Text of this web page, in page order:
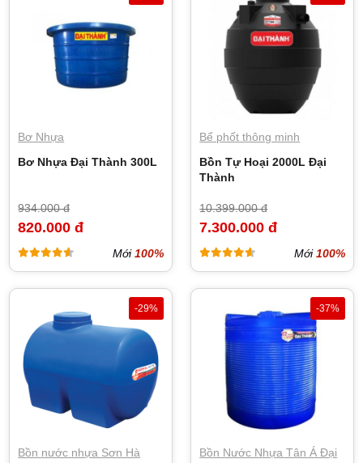
Bơ Nhựa
Bơ Nhựa Đại Thành 300L
934.000 đ
820.000 đ
Mới100%
Bể phốt thông minh
Bồn Tự Hoại 2000L Đại
Thành
10.399.000 đ
7.300.000 đ
Mới100%
-29%
Bồn nước nhựa Sơn Hà
-37%
Bồn Nước Nhựa Tân Á Đại